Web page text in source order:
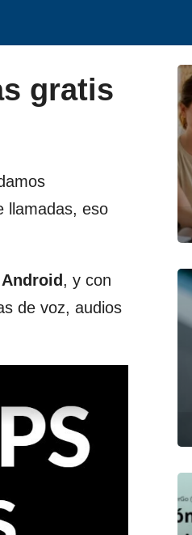
gratis
llamadas, eso
, y con
de voz, audios